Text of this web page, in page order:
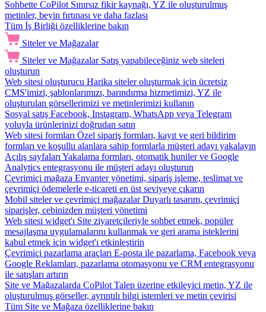
Sohbette CoPilot Sınırsız fikir kaynağı, YZ ile oluşturulmuş
metinler, beyin fırtınası ve daha fazlası
Tüm İş Birliği özelliklerine bakın
Siteler ve Mağazalar
Siteler ve Mağazalar Satış yapabileceğiniz web siteleri
oluşturun
Web sitesi oluşturucu Harika siteler oluşturmak için ücretsiz
CMS'imizi, şablonlarımızı, barındırma hizmetimizi, YZ ile
oluşturulan görsellerimizi ve metinlerimizi kullanın
Sosyal satış Facebook, Instagram, WhatsApp veya Telegram
yoluyla ürünlerinizi doğrudan satın
Web sitesi formları Özel sipariş formları, kayıt ve geri bildirim
formları ve koşullu alanlara sahip formlarla müşteri adayı yakalayın
Açılış sayfaları Yakalama formları, otomatik huniler ve Google
Analytics entegrasyonu ile müşteri adayı oluşturun
Çevrimiçi mağaza Envanter yönetimi, sipariş işleme, teslimat ve
çevrimiçi ödemelerle e-ticareti en üst seviyeye çıkarın
Mobil siteler ve çevrimiçi mağazalar Duyarlı tasarım, çevrimiçi
siparişler, cebinizden müşteri yönetimi
Web sitesi widget'ı Site ziyaretçileriyle sohbet etmek, popüler
mesajlaşma uygulamalarını kullanmak ve geri arama isteklerini
kabul etmek için widget'ı etkinleştirin
Çevrimiçi pazarlama araçları E-posta ile pazarlama, Facebook veya
Google Reklamları, pazarlama otomasyonu ve CRM entegrasyonu
ile satışları artırın
Site ve Mağazalarda CoPilot Talep üzerine etkileyici metin, YZ ile
oluşturulmuş görseller, ayrıntılı bilgi istemleri ve metin çevirisi
Tüm Site ve Mağaza özelliklerine bakın